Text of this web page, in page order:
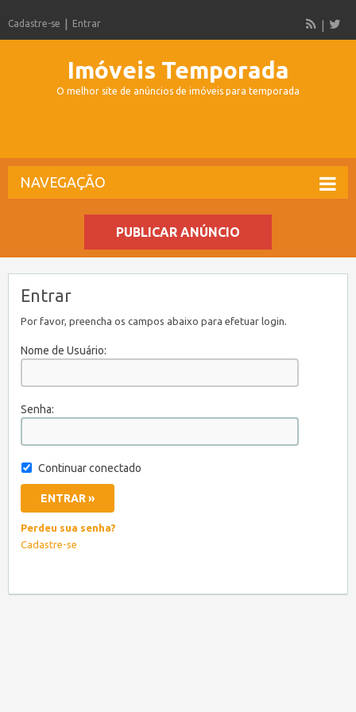
Cadastre-se Entrar
Imóveis Temporada
O melhor site de anúncios de imóveis para temporada
NAVEGAÇÃO
PUBLICAR ANÚNCIO
Entrar
Por favor, preencha os campos abaixo para efetuar login.
Nome de Usuário:
Senha:
Continuar conectado
Perdeu sua senha?
Cadastre-se